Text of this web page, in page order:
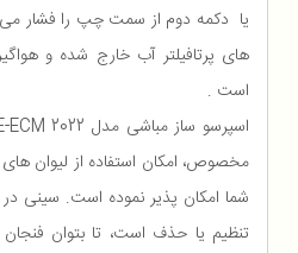
یا دکمه دوم از سمت چپ را فشار
های پرتافیلتر آب خارج شده و
است .
مخصوص، امکان استفاده از لیوان‌ های
شما امکان پذیر نموده است. سینی در
تنظیم یا حذف است، تا بتوان